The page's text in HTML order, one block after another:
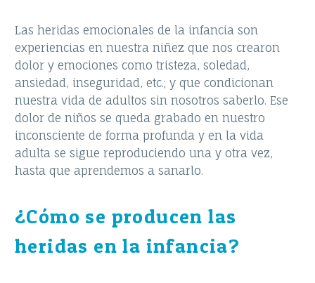
Las heridas emocionales de la infancia son
experiencias en nuestra niñez que nos crearon
dolor y emociones como tristeza, soledad,
ansiedad, inseguridad, etc.; y que condicionan
nuestra vida de adultos sin nosotros saberlo. Ese
dolor de niños se queda grabado en nuestro
inconsciente de forma profunda y en la vida
adulta se sigue reproduciendo una y otra vez,
hasta que aprendemos a sanarlo.
¿Cómo se producen las
heridas en la infancia?